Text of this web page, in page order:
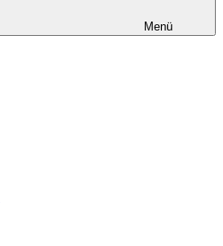
Menü